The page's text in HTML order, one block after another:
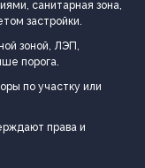
санитарная зона,
застройки.
зоной, ЛЭП,
порога.
по участку или
права и